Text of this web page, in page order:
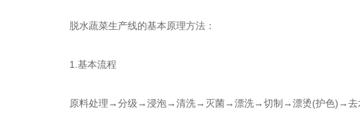
脱水蔬菜生产线的基本原理方法：
1.基本流程
原料处理→分级→浸泡→清洗→灭菌→漂洗→切制→漂烫(护色)→去